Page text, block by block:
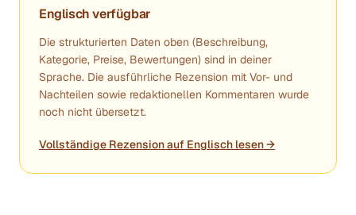
Englisch verfügbar
Die strukturierten Daten oben (Beschreibung,
Kategorie, Preise, Bewertungen) sind in deiner
Sprache. Die ausführliche Rezension mit Vor- und
Nachteilen sowie redaktionellen Kommentaren wurde
noch nicht übersetzt.
Vollständige Rezension auf Englisch lesen →